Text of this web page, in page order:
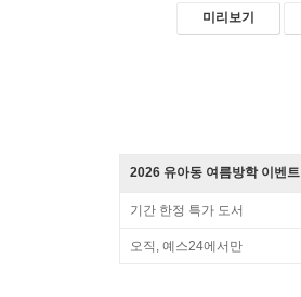
미리보기
2026 유아동 여름방학 이벤트
기간 한정 특가 도서
오직, 예스24에서만